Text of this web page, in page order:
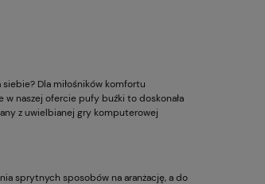
Dla miłośników komfortu
naszej ofercie pufy buźki to doskonała
z uwielbianej gry komputerowej
sprytnych sposobów na aranżację, a do